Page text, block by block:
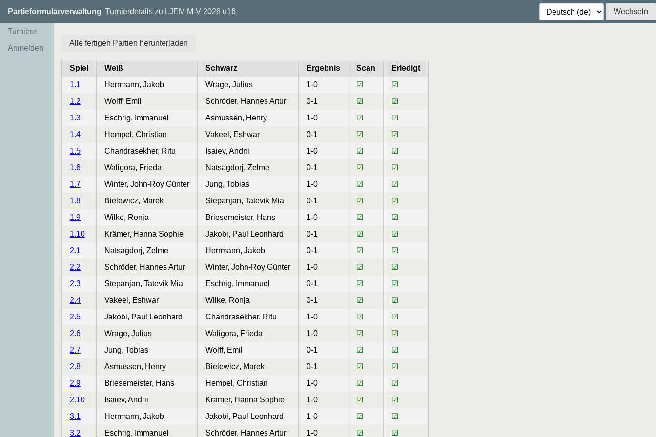
Partieformularverwaltung Turnierdetails zu LJEM M-V 2026 u16 Wechseln
Turniere
Anmelden
Alle fertigen Partien herunterladen
Spiel Weiß Schwarz Ergebnis Scan
Erledigt
1.1
Herrmann, Jakob Wrage, Julius 1-0 ☑
☑
1.2
Wolff, Emil Schröder, Hannes Artur 0-1 ☑
☑
1.3
Eschrig, Immanuel Asmussen, Henry 1-0 ☑
☑
1.4
Hempel, Christian Vakeel, Eshwar 0-1 ☑
☑
1.5
Chandrasekher, Ritu Isaiev, Andrii 1-0 ☑
☑
1.6
Waligora, Frieda Natsagdorj, Zelme 0-1 ☑
☑
1.7
Winter, John-Roy Günter Jung, Tobias 1-0 ☑
☑
1.8
Bielewicz, Marek Stepanjan, Tatevik Mia 0-1 ☑
☑
1.9
Wilke, Ronja Briesemeister, Hans 1-0 ☑
☑
1.10
Krämer, Hanna Sophie Jakobi, Paul Leonhard 0-1 ☑
☑
2.1
Natsagdorj, Zelme Herrmann, Jakob 0-1 ☑
☑
2.2
Schröder, Hannes Artur Winter, John-Roy Günter 1-0 ☑
☑
2.3
Stepanjan, Tatevik Mia Eschrig, Immanuel 0-1 ☑
☑
2.4
Vakeel, Eshwar Wilke, Ronja 0-1 ☑
☑
2.5
Jakobi, Paul Leonhard Chandrasekher, Ritu 1-0 ☑
☑
2.6
Wrage, Julius Waligora, Frieda 1-0 ☑
☑
2.7
Jung, Tobias Wolff, Emil 0-1 ☑
☑
2.8
Asmussen, Henry Bielewicz, Marek 0-1 ☑
☑
2.9
Briesemeister, Hans Hempel, Christian 1-0 ☑
☑
2.10
Isaiev, Andrii Krämer, Hanna Sophie 1-0 ☑
☑
3.1
Herrmann, Jakob Jakobi, Paul Leonhard 1-0 ☑
☑
3.2
Eschrig, Immanuel Schröder, Hannes Artur 1-0 ☑ ☑